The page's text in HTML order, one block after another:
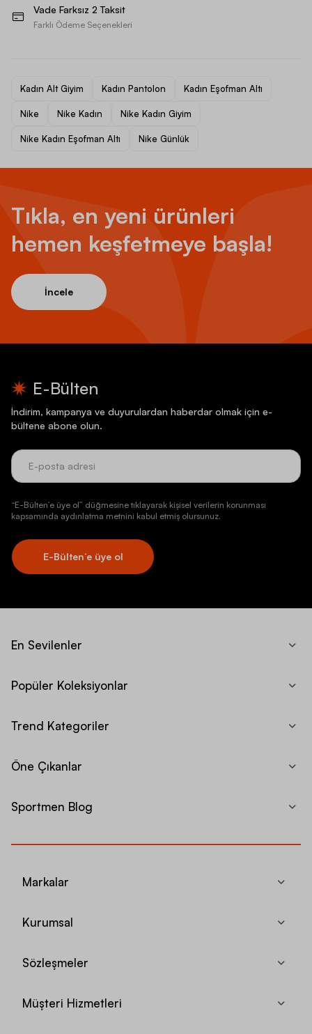
Vade Farksız 2 Taksit
Farklı Ödeme Seçenekleri
Kadın Alt Giyim Kadın Pantolon Kadın Eşofman Altı
Nike Nike Kadın Nike Kadın Giyim
Nike Kadın Eşofman Altı Nike Günlük
Tıkla, en yeni ürünleri
hemen keşfetmeye başla!
İncele
E-Bülten
İndirim, kampanya ve duyurulardan haberdar olmak için e-
bültene abone olun.
“E-Bülten’e üye ol” düğmesine tıklayarak kişisel verilerin korunması
kapsamında aydınlatma metnini kabul etmiş olursunuz.
E-Bülten’e üye ol
En Sevilenler
Popüler Koleksiyonlar
Trend Kategoriler
Öne Çıkanlar
Sportmen Blog
Markalar
Kurumsal
Sözleşmeler
Müşteri Hizmetleri